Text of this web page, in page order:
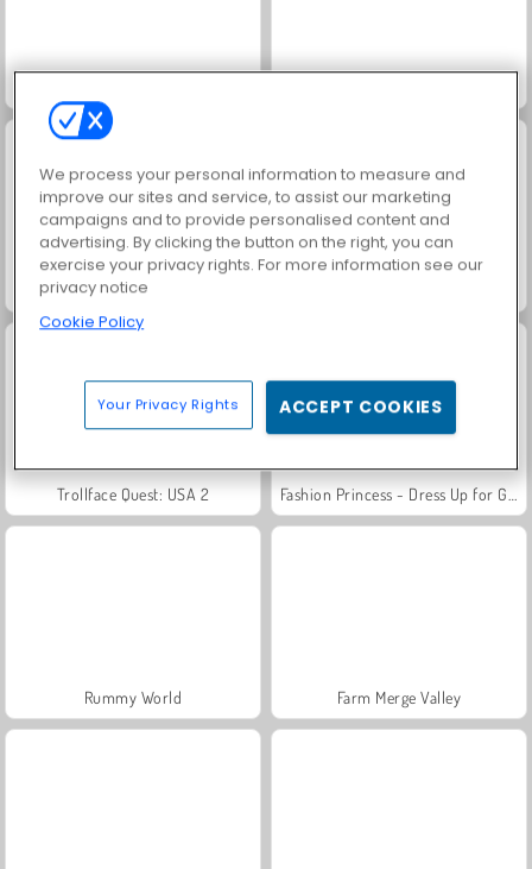
Scala 40
Trollface Quest: USA 2
Rummy World Farm Merge Valley
We process your personal information to measure and
improve our sites and service, to assist our marketing
campaigns and to provide personalised content and
advertising. By clicking the button on the right, you can
exercise your privacy rights. For more information see our
privacy notice
Cookie Policy
Your Privacy Rights ACCEPT COOKIES